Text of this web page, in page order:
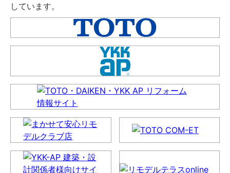
しています。